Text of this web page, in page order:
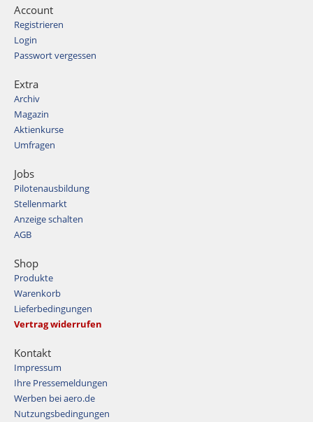
Account
Registrieren
Login
Passwort vergessen
Extra
Archiv
Magazin
Aktienkurse
Umfragen
Jobs
Pilotenausbildung
Stellenmarkt
Anzeige schalten
AGB
Shop
Produkte
Warenkorb
Lieferbedingungen
Vertrag widerrufen
Kontakt
Impressum
Ihre Pressemeldungen
Werben bei aero.de
Nutzungsbedingungen